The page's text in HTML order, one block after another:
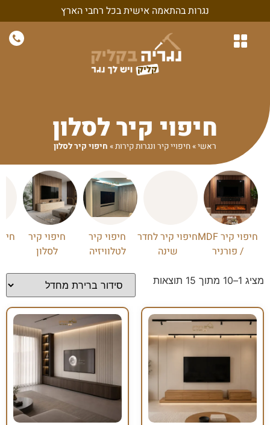
נגרות בהתאמה אישית בכל רחבי הארץ
חיפוי קיר לסלון
ראשי»חיפויי קיר ונגרות קירות» חיפוי קיר לסלון
חיפוי קיר MDF
/ פורניר
חיפוי קיר לחדר
שינה
חיפוי קיר
לטלוויזיה
חיפוי קיר
לסלון
מציג 1–10 מתוך 15 תוצאות